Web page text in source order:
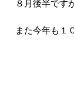
８月後半です
また今年も１